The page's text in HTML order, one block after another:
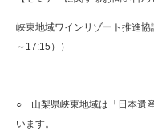
峡東地域ワインリゾート推進
～17:15））
○ 山梨県峡東地域は「日本遺
います。